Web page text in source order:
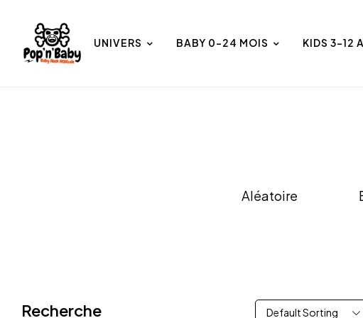
UNIVERS BABY 0-24 MOIS KIDS 3-12
Aléatoire
Recherche Default Sorting